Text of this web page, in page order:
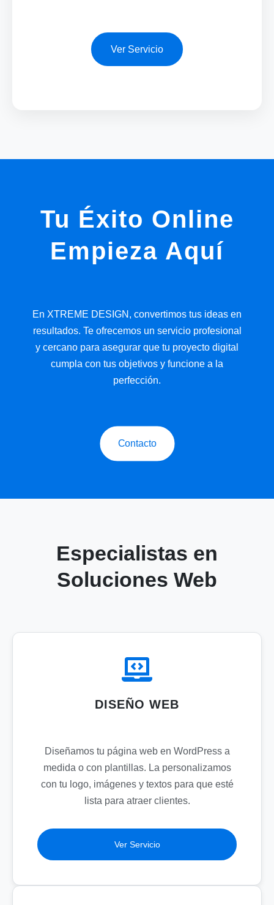
Ver Servicio
Tu Éxito Online
Empieza Aquí
En XTREME DESIGN, convertimos tus ideas en
resultados. Te ofrecemos un servicio profesional
y cercano para asegurar que tu proyecto digital
cumpla con tus objetivos y funcione a la
perfección.
Contacto
Especialistas en
Soluciones Web
DISEÑO WEB
Diseñamos tu página web en WordPress a
medida o con plantillas. La personalizamos
con tu logo, imágenes y textos para que esté
lista para atraer clientes.
Ver Servicio